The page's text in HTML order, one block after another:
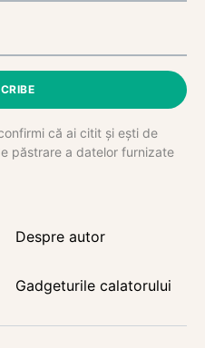
că ai citit și ești de
păstrare a datelor furnizate
Despre autor
Gadgeturile calatorului